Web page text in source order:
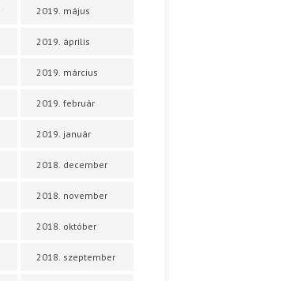
2019. május
2019. április
2019. március
2019. február
2019. január
2018. december
2018. november
2018. október
2018. szeptember